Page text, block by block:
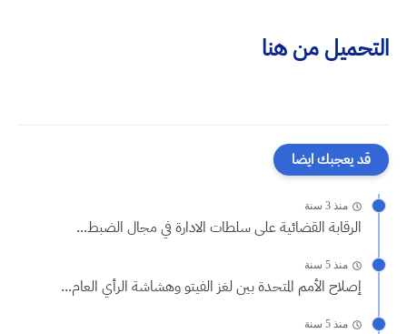
التحميل من هنا
قد يعجبك ايضا
منذ 3 سنة
الرقابة القضائية على سلطات الادارة في مجال الضبط...
منذ 5 سنة
إصلاح الأمم المتحدة بين لغز الفيتو وهشاشة الرأي العام...
منذ 5 سنة